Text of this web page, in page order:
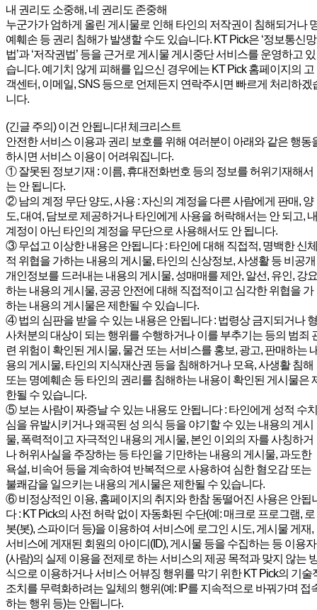
내 권리도 소중해, 네 권리도 존중해
누군가가 엄하게 올린 게시물로 인해 타인의 저작권이 침해되거나
예훼손 등 권리 침해가 발생할 수도 있습니다. KT Pick은 ‘정보통신망
법’과 ‘저작권법’ 등을 근거로 게시물 게시중단 서비스를 운영하고 있
습니다. 예기치 않게 피해를 입으신 경우에는 KT Pick 홈페이지의 고
객센터, 이메일, SNS 등으로 언제든지 연락주시면 빠르게 처리하겠
니다.
(긴글 주의) 이건 안됩니다! 체크리스트
안전한 서비스 이용과 권리 보호를 위해 여러분이 아래와 같은 행동
하시면 서비스 이용이 어려워집니다.
① 잘못된 정보기재 : 이름, 휴대전화번호 등의 정보를 허위기재해서
는 안 됩니다.
② 남의 계정 무단 양도, 사용 : 자신의 계정을 다른 사람에게 판매, 양
도, 대여, 담보로 제공하거나 타인에게 사용을 허락해서는 안 되고, 내
계정이 아닌 타인의 계정을 무단으로 사용해서도 안 됩니다.
③ 무섭고 이상한 내용은 안됩니다 : 타인에 대해 직접적, 명백한 신체
적 위협을 가하는 내용의 게시물, 타인의 신상정보, 사생활 등 비공개
개인정보를 드러내는 내용의 게시물, 성매매를 제안, 알선, 유인, 강요
하는 내용의 게시물, 공공 안전에 대해 직접적이고 심각한 위협을 가
하는 내용의 게시물은 제한될 수 있습니다.
④ 법의 심판을 받을 수 있는 내용은 안됩니다 : 법령상 금지되거나 형
사처분의 대상이 되는 행위를 수행하거나 이를 부추기는 등의 범죄
련 위험이 확인된 게시물, 물건 또는 서비스를 홍보, 광고, 판매하는
용의 게시물, 타인의 지식재산권 등을 침해하거나 모욕, 사생활 침해
또는 명예훼손 등 타인의 권리를 침해하는 내용이 확인된 게시물은
한될 수 있습니다.
⑤ 보는 사람이 짜증날 수 있는 내용도 안됩니다 : 타인에게 성적 수치
심을 유발시키거나 왜곡된 성 의식 등을 야기할 수 있는 내용의 게시
물, 폭력적이고 자극적인 내용의 게시물, 본인 이외의 자를 사칭하거
나 허위사실을 주장하는 등 타인을 기만하는 내용의 게시물, 과도한
욕설, 비속어 등을 계속하여 반복적으로 사용하여 심한 혐오감 또는
불쾌감을 일으키는 내용의 게시물은 제한될 수 있습니다.
⑥ 비정상적인 이용, 홈페이지의 취지와 한참 동떨어진 사용은 안됩
다 : KT Pick의 사전 허락 없이 자동화된 수단(예: 매크로 프로그램, 로
봇(봇), 스파이더 등)을 이용하여 서비스에 로그인 시도, 게시물 게재,
서비스에 게재된 회원의 아이디(ID), 게시물 등을 수집하는 등 이용자
(사람)의 실제 이용을 전제로 하는 서비스의 제공 목적과 맞지 않는
식으로 이용하거나 서비스 어뷰징 행위를 막기 위한 KT Pick의 기술
조치를 무력화하려는 일체의 행위(예: IP를 지속적으로 바꿔가며 접
하는 행위 등)는 안됩니다.